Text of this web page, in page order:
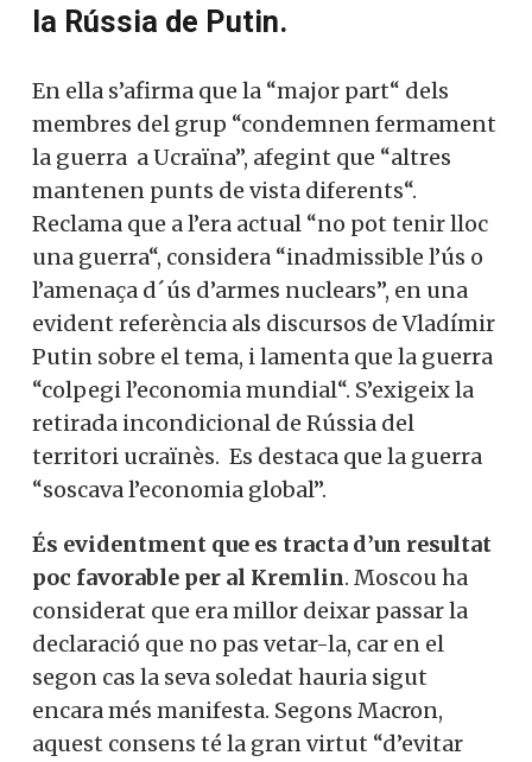
la Rússia de Putin.
En ella s’afirma que la “major part“ dels
membres del grup “condemnen fermament
la guerra a Ucraïna”, afegint que “altres
mantenen punts de vista diferents“.
Reclama que a l’era actual “no pot tenir lloc
una guerra“, considera “inadmissible l’ús o
l’amenaça d´ús d’armes nuclears”, en una
evident referència als discursos de Vladímir
Putin sobre el tema, i lamenta que la guerra
“colpegi l’economia mundial“. S’exigeix la
retirada incondicional de Rússia del
territori ucraïnès. Es destaca que la guerra
“soscava l’economia global”.
És evidentment que es tracta d’un resultat
poc favorable per al Kremlin. Moscou ha
considerat que era millor deixar passar la
declaració que no pas vetar-la, car en el
segon cas la seva soledat hauria sigut
encara més manifesta. Segons Macron,
aquest consens té la gran virtut “d’evitar